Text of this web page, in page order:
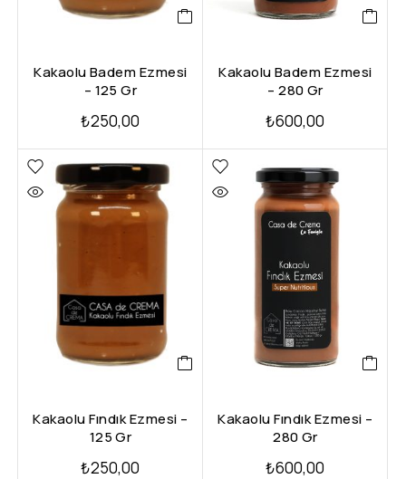
Kakaolu Badem Ezmesi
– 125 Gr
₺250,00
Kakaolu Badem Ezmesi
– 280 Gr
₺600,00
Kakaolu Fındık Ezmesi –
125 Gr
₺250,00
Kakaolu Fındık Ezmesi –
280 Gr
₺600,00